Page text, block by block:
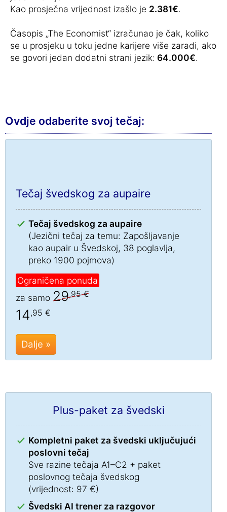
Kao prosječna vrijednost izašlo je 2.381€.
Časopis „The Economist“ izračunao je čak, koliko
se u prosjeku u toku jedne karijere više zaradi, ako
se govori jedan dodatni strani jezik: 64.000€.
Ovdje odaberite svoj tečaj:
Tečaj švedskog za aupaire
Tečaj švedskog za aupaire
(Jezični tečaj za temu: Zapošljavanje
kao aupair u Švedskoj, 38 poglavlja,
preko 1900 pojmova)
Ograničena ponuda
za samo 29,95 €
14 ,95 €
Dalje »
Plus-paket za švedski
Kompletni paket za švedski uključujući
poslovni tečaj
Sve razine tečaja A1–C2 + paket
poslovnog tečaja švedskog
(vrijednost: 97 €)
Švedski AI trener za razgovor